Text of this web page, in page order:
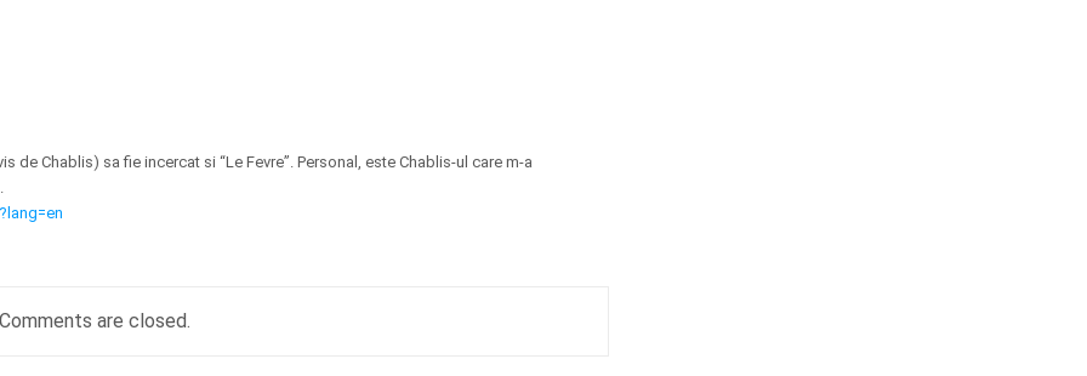
de Chablis) sa fie incercat si “Le Fevre”. Personal, este Chablis-ul care m-a
are closed.